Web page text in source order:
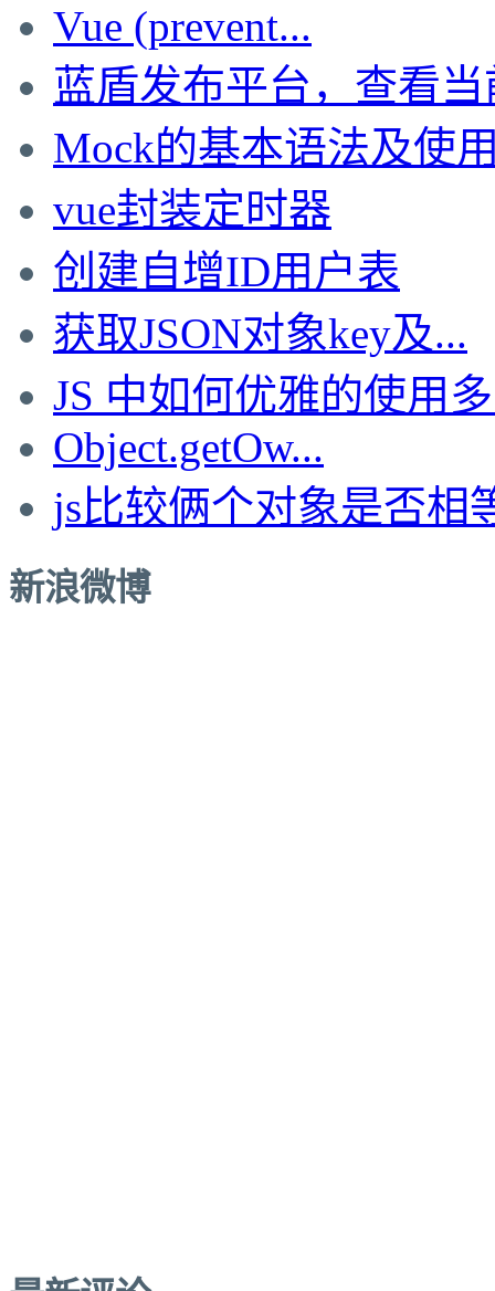
Vue (prevent...
蓝盾发布平台，查看当
Mock的基本语法及使
vue封装定时器
创建自增ID用户表
获取JSON对象key及...
JS 中如何优雅的使用
Object.getOw...
js比较俩个对象是否相
新浪微博